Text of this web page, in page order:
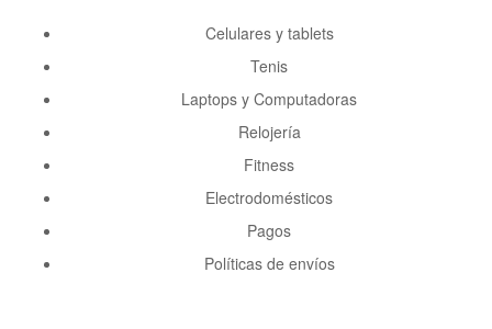
Celulares y tablets
Tenis
Laptops y Computadoras
Relojería
Fitness
Electrodomésticos
Pagos
Políticas de envíos